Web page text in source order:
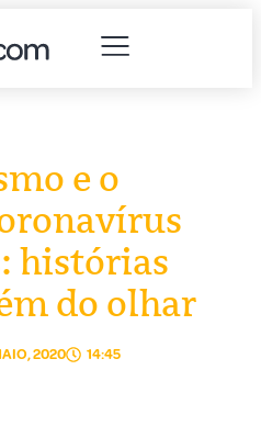
e o
histórias
do olhar
2020 14:45